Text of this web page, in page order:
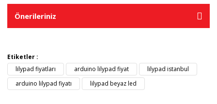
Önerileriniz
Etiketler :
lilypad fiyatları
arduino lilypad fiyat
lilypad istanbul
arduino lilypad fiyatı
lilypad beyaz led